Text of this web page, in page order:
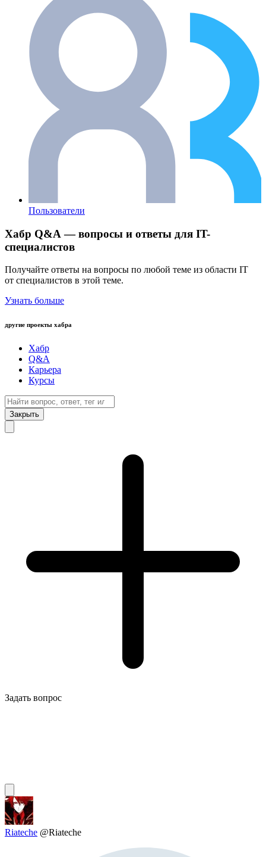
Пользователи
Хабр Q&A — вопросы и ответы для IT-
специалистов
Получайте ответы на вопросы по любой теме из области IT
от специалистов в этой теме.
Узнать больше
другие проекты хабра
Хабр
Q&A
Карьера
Курсы
Закрыть
Задать вопрос
Riateche @Riateche